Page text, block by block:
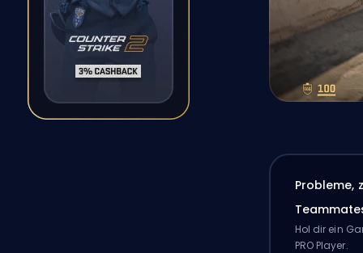
Probleme,
Hol dir ein
PRO Player.